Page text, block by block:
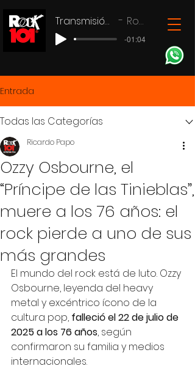
Transmisión en vivo Rock 101
-01:04
Entrada
Todas las Categorías
Ozzy Osbourne, el
“Príncipe de las Tinieblas”,
muere a los 76 años: el
rock pierde a uno de sus
más grandes
Ricardo Papo
El mundo del rock está de luto. Ozzy
Osbourne, leyenda del heavy
metal y excéntrico ícono de la
cultura pop, falleció el 22 de julio de
2025 a los 76 años, según
confirmaron su familia y medios
internacionales.